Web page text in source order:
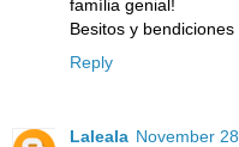
família genial!
Besitos y bendiciones
Reply
Laleala November